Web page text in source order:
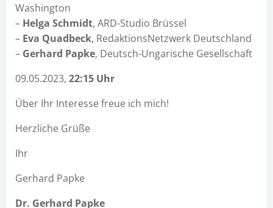
Washington
– Helga Schmidt, ARD-Studio Brüssel
– Eva Quadbeck, RedaktionsNetzwerk Deutschland
– Gerhard Papke, Deutsch-Ungarische Gesellschaft
09.05.2023, 22:15 Uhr
Über Ihr Interesse freue ich mich!
Herzliche Grüße
Ihr
Gerhard Papke
Dr. Gerhard Papke